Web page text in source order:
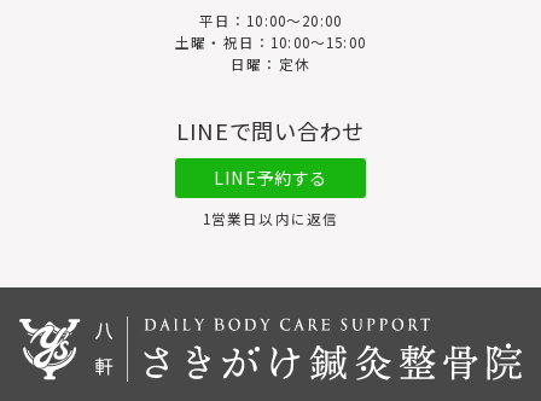
平日：10:00〜20:00
土曜・祝日：10:00～15:00
日曜：定休
LINEで問い合わせ
LINE予約する
1営業日以内に返信